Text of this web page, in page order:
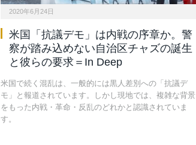
2020年6月24日
米国「抗議デモ」は内戦の序章か。警
察が踏み込めない自治区チャズの誕生
と彼らの要求＝In Deep
米国で続く混乱は、一般的には黒人差別への「抗議デ
モ」と報道されています。しかし現地では、複雑な背景
をもった内戦・革命・反乱のどれかと認識されていま
す。